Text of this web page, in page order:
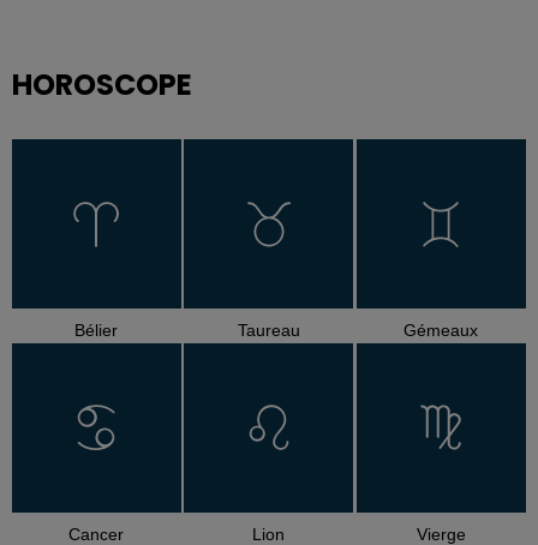
HOROSCOPE
Bélier Taureau Gémeaux
Cancer Lion Vierge